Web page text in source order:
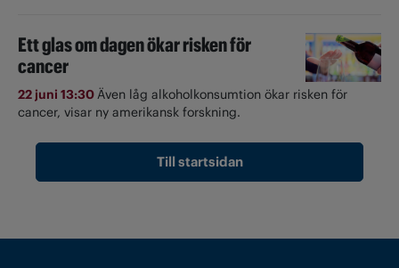
Ett glas om dagen ökar risken för
cancer
22 juni 13:30Även låg alkoholkonsumtion ökar risken för
cancer, visar ny amerikansk forskning.
Till startsidan